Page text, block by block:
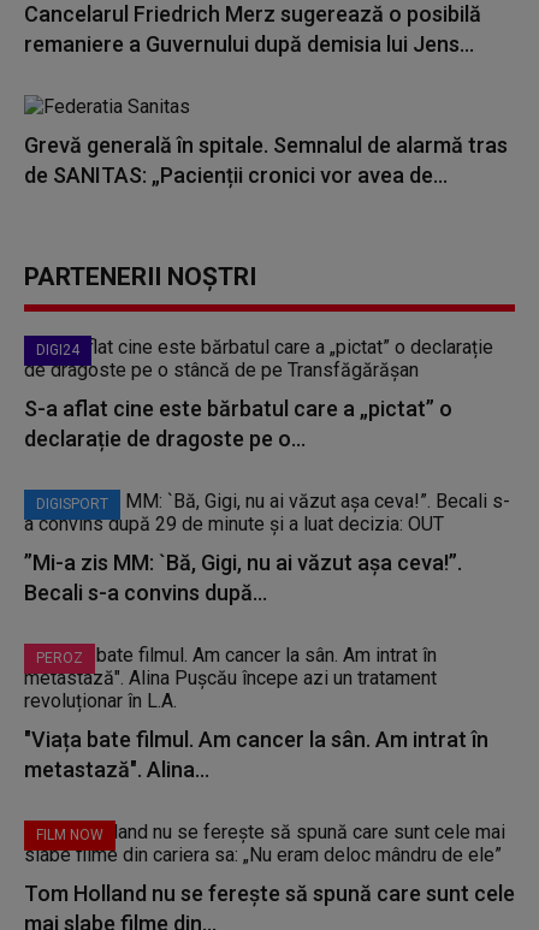
Cancelarul Friedrich Merz sugerează o posibilă
remaniere a Guvernului după demisia lui Jens...
Grevă generală în spitale. Semnalul de alarmă tras
de SANITAS: „Pacienții cronici vor avea de...
PARTENERII NOȘTRI
DIGI24
S-a aflat cine este bărbatul care a „pictat” o
declarație de dragoste pe o...
DIGISPORT
”Mi-a zis MM: `Bă, Gigi, nu ai văzut așa ceva!”.
Becali s-a convins după...
PEROZ
"Viața bate filmul. Am cancer la sân. Am intrat în
metastază". Alina...
FILM NOW
Tom Holland nu se ferește să spună care sunt cele
mai slabe filme din...